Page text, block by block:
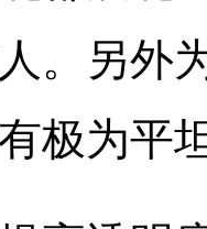
。另外
极为平